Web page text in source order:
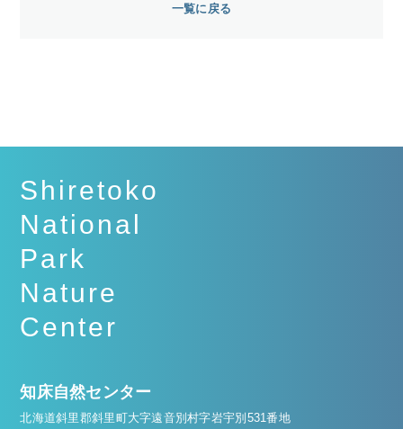
一覧に戻る
Shiretoko
National
Park
Nature
Center
知床自然センター
北海道斜里郡斜里町大字遠音別村字岩宇別531番地